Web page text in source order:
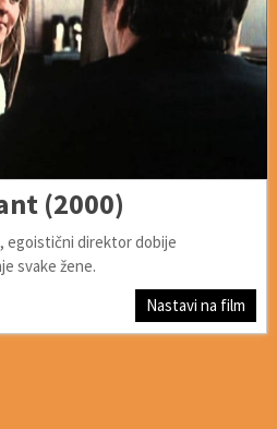
(2000)
egoistični direktor dobije
svake žene.
Nastavi na film